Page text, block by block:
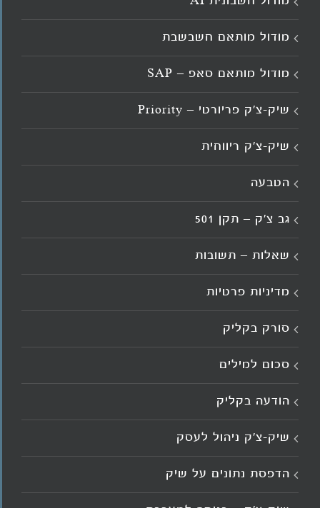
מודול מותאם חשבשבת
מודול מותאם סאפ – SAP
שיק-צ'ק פריורטי – Priority
שיק-צ'ק ריווחית
הטבעה
גב צ’ק – תקן 501
שאלות – תשובות
מדיניות פרטיות
סורק בקליק
סכום למילים
הודעה בקליק
שיק-צ'ק ניהול לעסק
הדפסת נתונים על שיק